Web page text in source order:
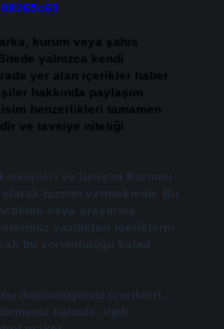
kurum veya şahıs
yalnızca kendi
yer alan içerikler haber
hakkında paylaşım
benzerlikleri tamamen
ve tavsiye niteliği
ve İletişim Kurumu
olarak hizmet vermektedir. Bu
veya araştırma
yazdıkları içeriklerin
bu sorumluluğu kabul
düşündüğünüz içerikleri,
halinde, ilgili